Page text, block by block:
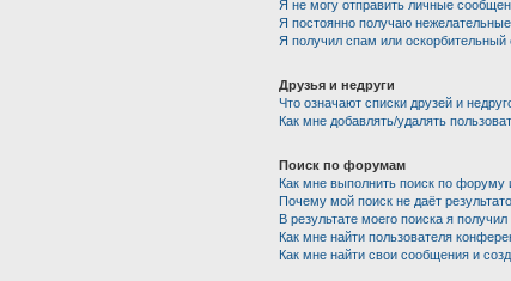
Я не могу отправить личные
Я постоянно получаю
Я получил спам или оскорбительный
Друзья и недруги
Что означают списки друзей и
Как мне добавлять/удалять
Поиск по форумам
Как мне выполнить поиск по
Почему мой поиск не даёт
В результате моего поиска я
Как мне найти пользователя
Как мне найти свои сообщения и